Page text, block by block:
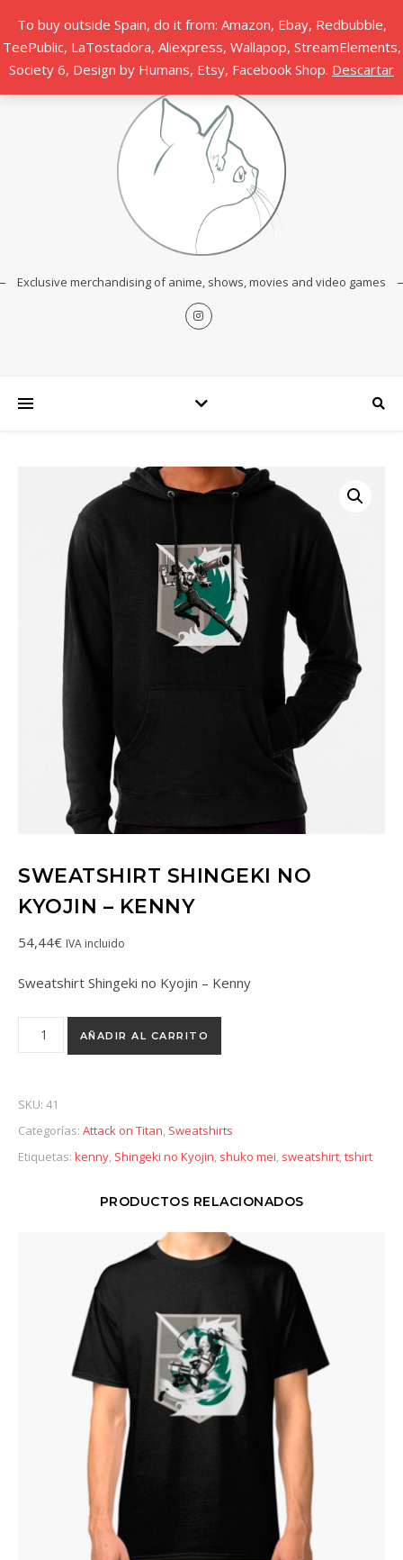
To buy outside Spain, do it from: Amazon, Ebay, Redbubble,
TeePublic, LaTostadora, Aliexpress, Wallapop, StreamElements,
Society 6, Design by Humans, Etsy, Facebook Shop. Descartar
Exclusive merchandising of anime, shows, movies and video games
SWEATSHIRT SHINGEKI NO
KYOJIN – KENNY
54,44€ IVA incluido
Sweatshirt Shingeki no Kyojin – Kenny
AÑADIR AL CARRITO
SKU: 41
Categorías: Attack on Titan, Sweatshirts
Etiquetas: kenny, Shingeki no Kyojin, shuko mei, sweatshirt,tshirt
PRODUCTOS RELACIONADOS